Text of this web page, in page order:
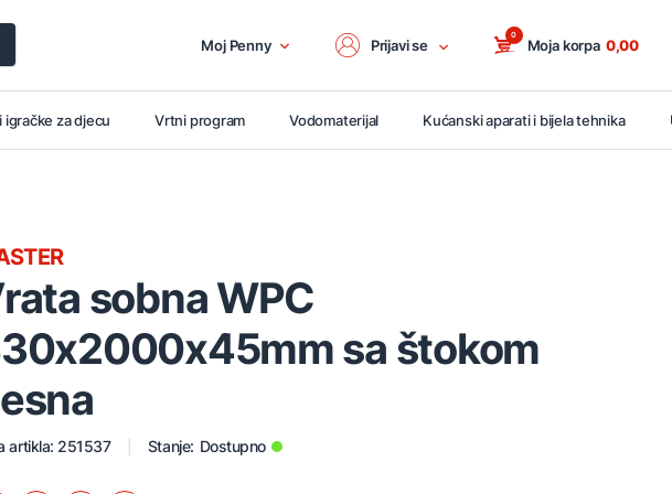
Moj Penny Prijavi se Moja korpa
0
0,00
igračke za djecu Vrtni program Vodomaterijal Kućanski aparati i bijela tehnika
sobna WPC
sa štokom
artikla: 251537 Stanje: Dostupno